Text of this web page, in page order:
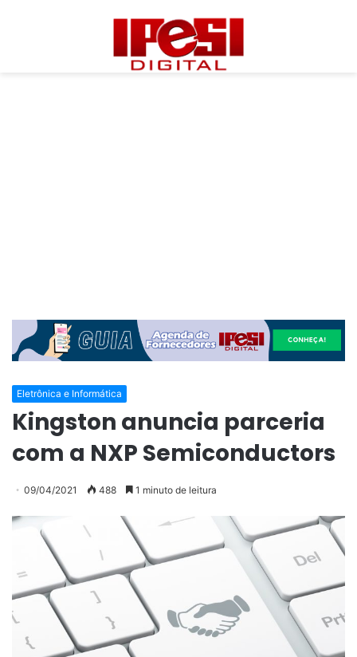
Eletrônica e Informática
Kingston anuncia parceria
com a NXP Semiconductors
09/04/2021 488 1 minuto de leitura